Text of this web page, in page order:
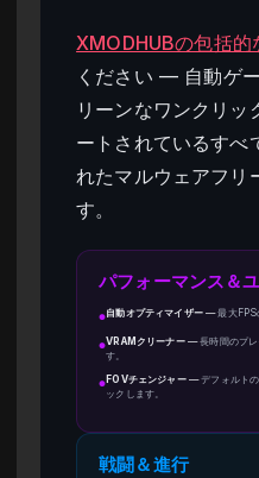
XMODHUBの包括的
ください — 自動ゲ
リーンなワンクリッ
ートされているすべ
れたマルウェアフリ
す。
パフォーマンス＆
●自動オプティマイザー—最大FPS
●VRAMクリーナー—長時間のプ
す。
● FOVチェンジャー—デフォルト
ックします。
戦闘＆進行